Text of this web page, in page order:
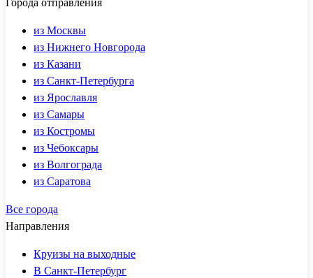
Города отправления
из Москвы
из Нижнего Новгорода
из Казани
из Санкт-Петербурга
из Ярославля
из Самары
из Костромы
из Чебоксары
из Волгограда
из Саратова
Все города
Направления
Круизы на выходные
В Санкт-Петербург